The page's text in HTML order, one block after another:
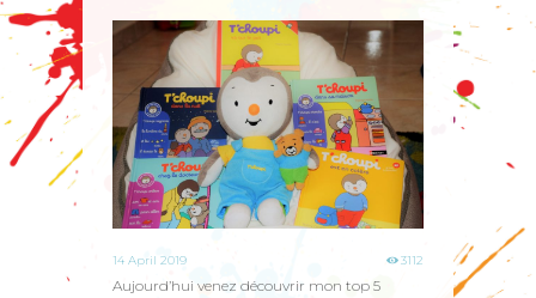
14 April 2019 3112
Aujourd’hui venez découvrir mon top 5